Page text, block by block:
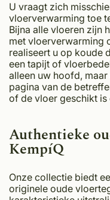
U vraagt zich
vloerverwarming toe
Bijna alle vloeren zijn
met vloerverwarming
realiseert u op koude
een tapijt of
alleen uw hoofd,
pagina van de
of de vloer geschikt is
Authentieke
KempíQ
Onze collectie biedt
originele oude